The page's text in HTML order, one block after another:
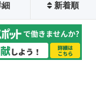
細 新着順